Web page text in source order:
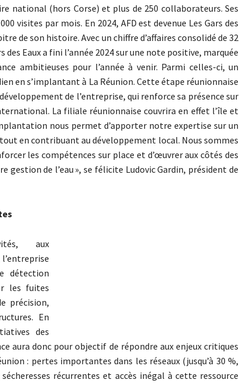
national (hors Corse) et plus de 250 collaborateurs. Ses
visites par mois. En 2024, AFD est devenue Les Gars des
de son histoire. Avec un chiffre d’affaires consolidé de 32
des Eaux a fini l’année 2024 sur une note positive, marquée
ambitieuses pour l’année à venir. Parmi celles-ci, un
en s’implantant à La Réunion. Cette étape réunionnaise
de l’entreprise, qui renforce sa présence sur
La filiale réunionnaise couvrira en effet l’île et
nous permet d’apporter notre expertise sur un
en contribuant au développement local. Nous sommes
les compétences sur place et d’œuvrer aux côtés des
gestion de l’eau », se félicite Ludovic Gardin, président de
aux
détection
les fuites
précision,
En
des
aura donc pour objectif de répondre aux enjeux critiques
: pertes importantes dans les réseaux (jusqu’à 30 %,
récurrentes et accès inégal à cette ressource